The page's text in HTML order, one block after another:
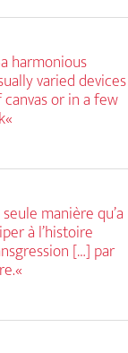
harmonious
varied devices
or in a few
manière qu’a
à l’histoire
[…] par